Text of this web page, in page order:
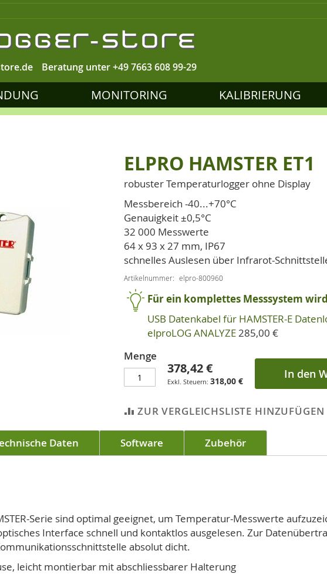
Beratung unter+49 7663 608 99-29
MONITORING KALIBRIERUNG
ELPRO HAMSTER ET1
robuster Temperaturlogger ohne Display
Messbereich -40...+70°C
Genauigkeit ±0,5°C
32 000 Messwerte
64 x 93 x 27 mm, IP67
schnelles Auslesen über Infrarot-
Artikelnummer elpro-800960
Für ein komplettes Messsystem
USB Datenkabel für HAMSTER-E
elproLOG ANALYZE285,00 €
Menge
378,42 €
318,00 € In den
ZUR VERGLEICHSLISTE HINZUFÜGEN
Daten Software Zubehör
Serie sind optimal geeignet, um Temperatur-Messwerte
Interface schnell und kontaktlos ausgelesen. Zur
absolut dicht.
leicht montierbar mit abschliessbarer Halterung